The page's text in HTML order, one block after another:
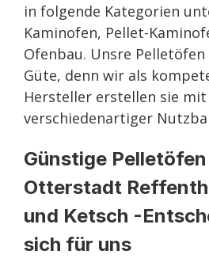
in folgende Kategorien
Kaminofen, Pellet-
Ofenbau. Unsre
Güte, denn wir als
Hersteller erstellen sie mit
verschiedenartiger
Günstige
Otterstadt
und Ketsch -
sich für uns